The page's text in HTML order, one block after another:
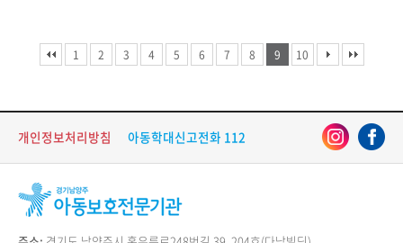
1 2 3 4 5 6 7 8 9 10
개인정보처리방침 아동학대신고전화 112